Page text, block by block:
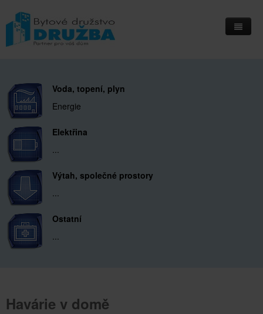
Voda, topení, plyn
Energie
Elektřina
...
Výtah, společné prostory
...
Ostatní
...
Havárie v domě
Informační deska
Přihlášení do IS Integri
Kontakty
Kde nás najdete